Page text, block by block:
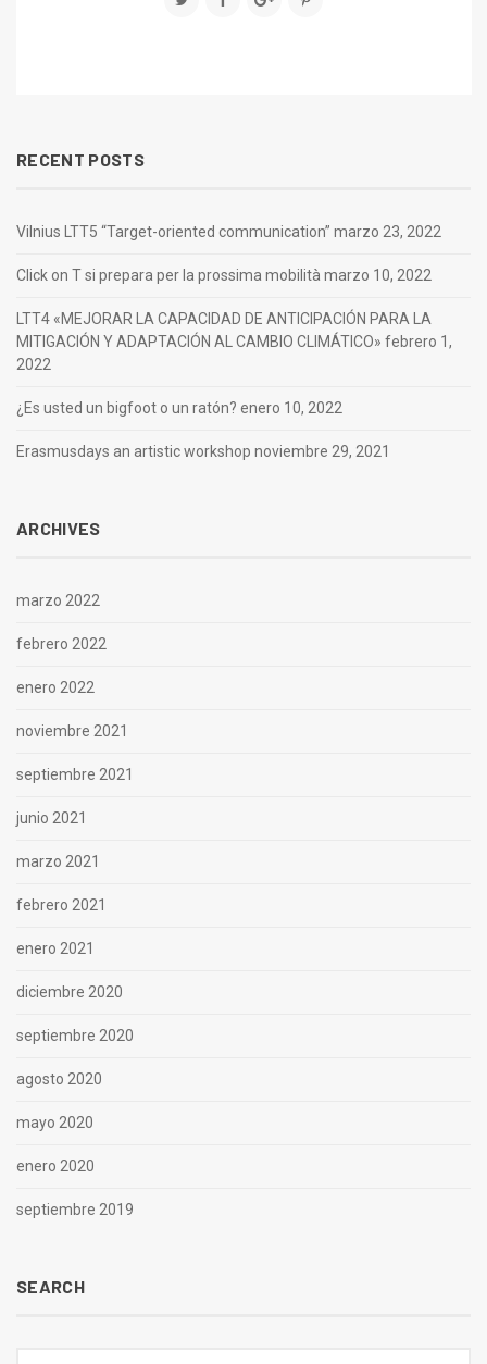
RECENT POSTS
Vilnius LTT5 “Target-oriented communication” marzo 23, 2022
Click on T si prepara per la prossima mobilità marzo 10, 2022
LTT4 «MEJORAR LA CAPACIDAD DE ANTICIPACIÓN PARA LA
MITIGACIÓN Y ADAPTACIÓN AL CAMBIO CLIMÁTICO» febrero 1,
2022
¿Es usted un bigfoot o un ratón? enero 10, 2022
Erasmusdays an artistic workshop noviembre 29, 2021
ARCHIVES
marzo 2022
febrero 2022
enero 2022
noviembre 2021
septiembre 2021
junio 2021
marzo 2021
febrero 2021
enero 2021
diciembre 2020
septiembre 2020
agosto 2020
mayo 2020
enero 2020
septiembre 2019
SEARCH